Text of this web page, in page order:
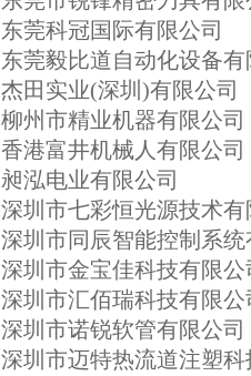
东莞科冠国际有限公司
东莞毅比道自动化设备
杰田实业(深圳)有限公司
柳州市精业机器有限公司
香港富井机械人有限公司
昶泓电业有限公司
深圳市七彩恒光源技术有
深圳市同辰智能控制系
深圳市金宝佳科技有限公
深圳市汇佰瑞科技有限公
深圳市诺锐软管有限公司
深圳市迈特热流道注塑